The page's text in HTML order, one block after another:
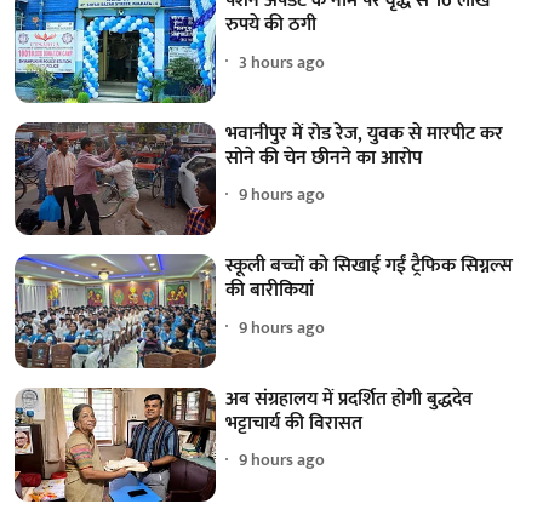
रुपये की ठगी
3 hours ago
भवानीपुर में रोड रेज, युवक से मारपीट कर
सोने की चेन छीनने का आरोप
9 hours ago
स्कूली बच्चों को सिखाई गईं ट्रैफिक सिग्नल्स
की बारीकियां
9 hours ago
अब संग्रहालय में प्रदर्शित होगी बुद्धदेव
भट्टाचार्य की विरासत
9 hours ago